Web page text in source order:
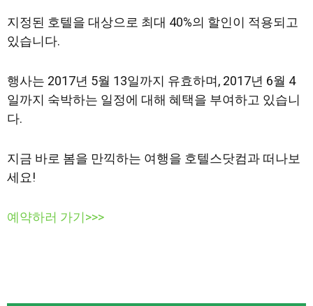
지정된 호텔을 대상으로 최대 40%의 할인이 적용되고
있습니다.
행사는 2017년 5월 13일까지 유효하며, 2017년 6월 4
일까지 숙박하는 일정에 대해 혜택을 부여하고 있습니
다.
지금 바로 봄을 만끽하는 여행을 호텔스닷컴과 떠나보
세요!
예약하러 가기>>>